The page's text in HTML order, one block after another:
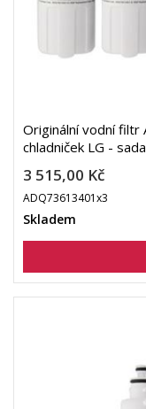
Originální vodní filtr
chladniček LG -
3 515,00 Kč
ADQ73613401x3
Skladem